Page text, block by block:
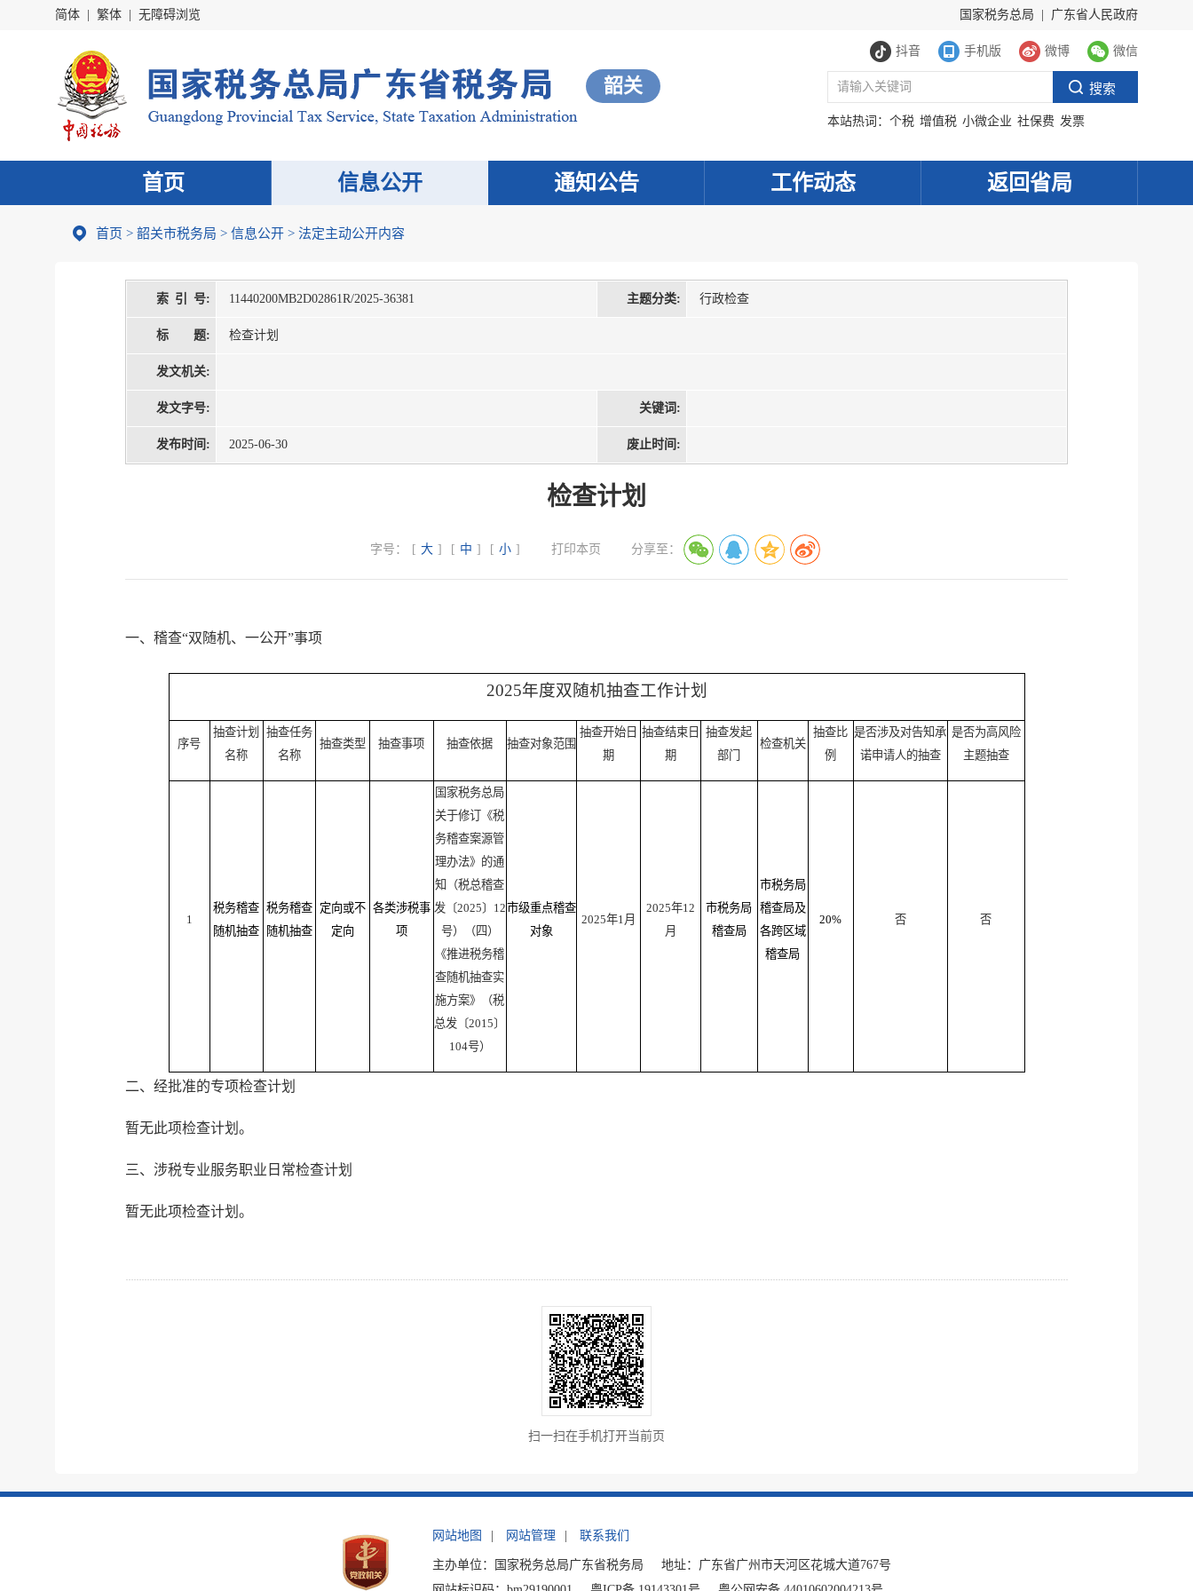
简体 繁体 无障碍浏览 国家税务总局 广东省人民政府
抖音 手机版 微博 微信
韶关
本站热词： 个税 增值税 小微企业 社保费 发票
首页 信息公开 通知公告 工作动态 返回省局
首页 > 韶关市税务局 > 信息公开 > 法定主动公开内容
索 引 号: 11440200MB2D02861R/2025-36381 主题分类: 行政检查
标 题: 检查计划
发文机关:
发文字号: 关键词:
发布时间: 2025-06-30 废止时间:
检查计划
字号： [ 大 ] [ 中 ] [ 小 ] 打印本页 分享至：
一、稽查“双随机、一公开”事项
2025年度双随机抽查工作计划
序号
抽查计划
名称
抽查任务
名称
抽查类型 抽查事项 抽查依据 抽查对象范围
抽查开始日
期
抽查结束日
期
抽查发起
部门
检查机关
抽查比
例
是否涉及对告知承
诺申请人的抽查
是否为高风险
主题抽查
1
税务稽查
随机抽查
税务稽查
随机抽查
定向或不
定向
各类涉税事
项
国家税务总局
关于修订《税
务稽查案源管
理办法》的通
知（税总稽查
发〔2025〕12
号）（四）
《推进税务稽
查随机抽查实
施方案》（税
总发〔2015〕
104号）
市级重点稽查
对象
2025年1月
2025年12
月
市税务局
稽查局
市税务局
稽查局及
各跨区域
稽查局
20% 否 否
二、经批准的专项检查计划
暂无此项检查计划。
三、涉税专业服务职业日常检查计划
暂无此项检查计划。
扫一扫在手机打开当前页
网站地图 网站管理 联系我们
主办单位：国家税务总局广东省税务局
地址：广东省广州市天河区花城大道767号